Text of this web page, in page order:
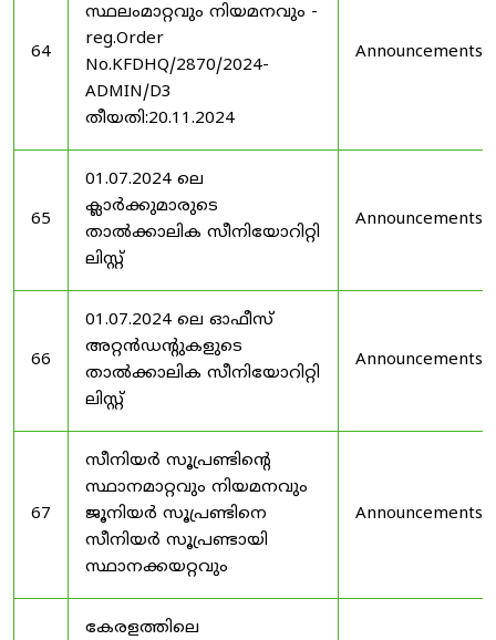
64
സ്ഥലംമാറ്റവും നിയമനവും -
reg.Order
No.KFDHQ/2870/2024-
ADMIN/D3
തീയതി:20.11.2024
Announcements
65
01.07.2024 ലെ
ക്ലാർക്കുമാരുടെ
താൽക്കാലിക സീനിയോറിറ്റി
ലിസ്റ്റ്
Announcements
66
01.07.2024 ലെ ഓഫീസ്
അറ്റൻഡൻ്റുകളുടെ
താൽക്കാലിക സീനിയോറിറ്റി
ലിസ്റ്റ്
Announcements
67
സീനിയർ സൂപ്രണ്ടിൻ്റെ
സ്ഥാനമാറ്റവും നിയമനവും
ജൂനിയർ സൂപ്രണ്ടിനെ
സീനിയർ സൂപ്രണ്ടായി
സ്ഥാനക്കയറ്റവും
Announcements
കേരളത്തിലെ